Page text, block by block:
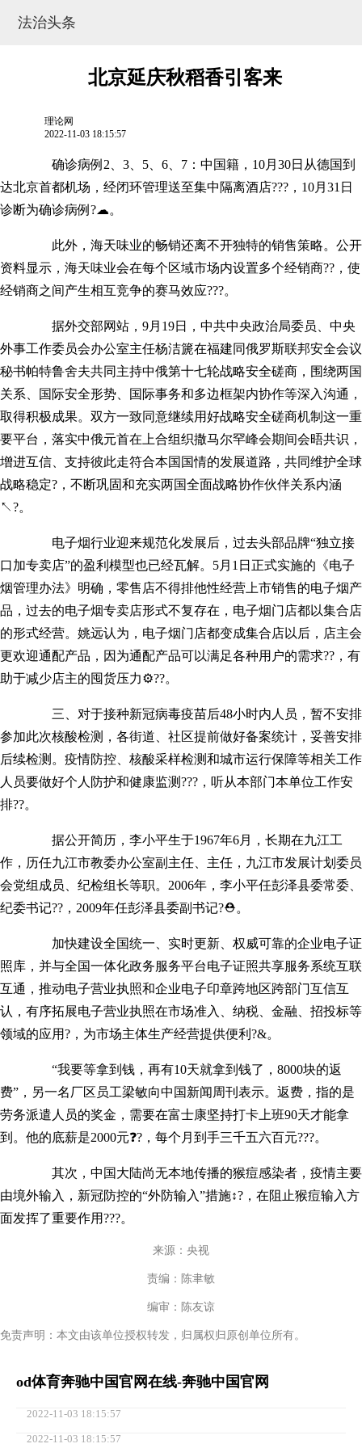
法治头条
北京延庆秋稻香引客来
理论网
2022-11-03 18:15:57
确诊病例2、3、5、6、7：中国籍，10月30日从德国到
达北京首都机场，经闭环管理送至集中隔离酒店???，10月31日
诊断为确诊病例?☁。
此外，海天味业的畅销还离不开独特的销售策略。公开
资料显示，海天味业会在每个区域市场内设置多个经销商??，使
经销商之间产生相互竞争的赛马效应???。
据外交部网站，9月19日，中共中央政治局委员、中央
外事工作委员会办公室主任杨洁篪在福建同俄罗斯联邦安全会议
秘书帕特鲁舍夫共同主持中俄第十七轮战略安全磋商，围绕两国
关系、国际安全形势、国际事务和多边框架内协作等深入沟通，
取得积极成果。双方一致同意继续用好战略安全磋商机制这一重
要平台，落实中俄元首在上合组织撒马尔罕峰会期间会晤共识，
增进互信、支持彼此走符合本国国情的发展道路，共同维护全球
战略稳定?，不断巩固和充实两国全面战略协作伙伴关系内涵
↖?。
电子烟行业迎来规范化发展后，过去头部品牌“独立接
口加专卖店”的盈利模型也已经瓦解。5月1日正式实施的《电子
烟管理办法》明确，零售店不得排他性经营上市销售的电子烟产
品，过去的电子烟专卖店形式不复存在，电子烟门店都以集合店
的形式经营。姚远认为，电子烟门店都变成集合店以后，店主会
更欢迎通配产品，因为通配产品可以满足各种用户的需求??，有
助于减少店主的囤货压力⚙??。
三、对于接种新冠病毒疫苗后48小时内人员，暂不安排
参加此次核酸检测，各街道、社区提前做好备案统计，妥善安排
后续检测。疫情防控、核酸采样检测和城市运行保障等相关工作
人员要做好个人防护和健康监测???，听从本部门本单位工作安
排??。
据公开简历，李小平生于1967年6月，长期在九江工
作，历任九江市教委办公室副主任、主任，九江市发展计划委员
会党组成员、纪检组长等职。2006年，李小平任彭泽县委常委、
纪委书记??，2009年任彭泽县委副书记?⛑。
加快建设全国统一、实时更新、权威可靠的企业电子证
照库，并与全国一体化政务服务平台电子证照共享服务系统互联
互通，推动电子营业执照和企业电子印章跨地区跨部门互信互
认，有序拓展电子营业执照在市场准入、纳税、金融、招投标等
领域的应用?，为市场主体生产经营提供便利?&。
“我要等拿到钱，再有10天就拿到钱了，8000块的返
费”，另一名厂区员工梁敏向中国新闻周刊表示。返费，指的是
劳务派遣人员的奖金，需要在富士康坚持打卡上班90天才能拿
到。他的底薪是2000元❓?，每个月到手三千五六百元???。
其次，中国大陆尚无本地传播的猴痘感染者，疫情主要
由境外输入，新冠防控的“外防输入”措施↕?，在阻止猴痘输入方
面发挥了重要作用???。
来源：央视
责编：陈聿敏
编审：陈友谅
免责声明：本文由该单位授权转发，归属权归原创单位所有。
od体育奔驰中国官网在线-奔驰中国官网
2022-11-03 18:15:57
2022-11-03 18:15:57